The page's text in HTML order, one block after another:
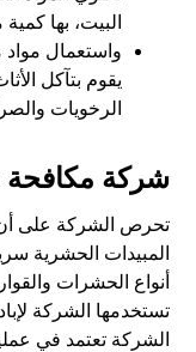
البيت، بها
واستعمال
يقوم بتآكل
الرخويات
شركة
تحرص الشركة على أن
المبيدات الحشرية
أنواع الحشرات
تستخدمها الشركة
الشركة تعتمد في